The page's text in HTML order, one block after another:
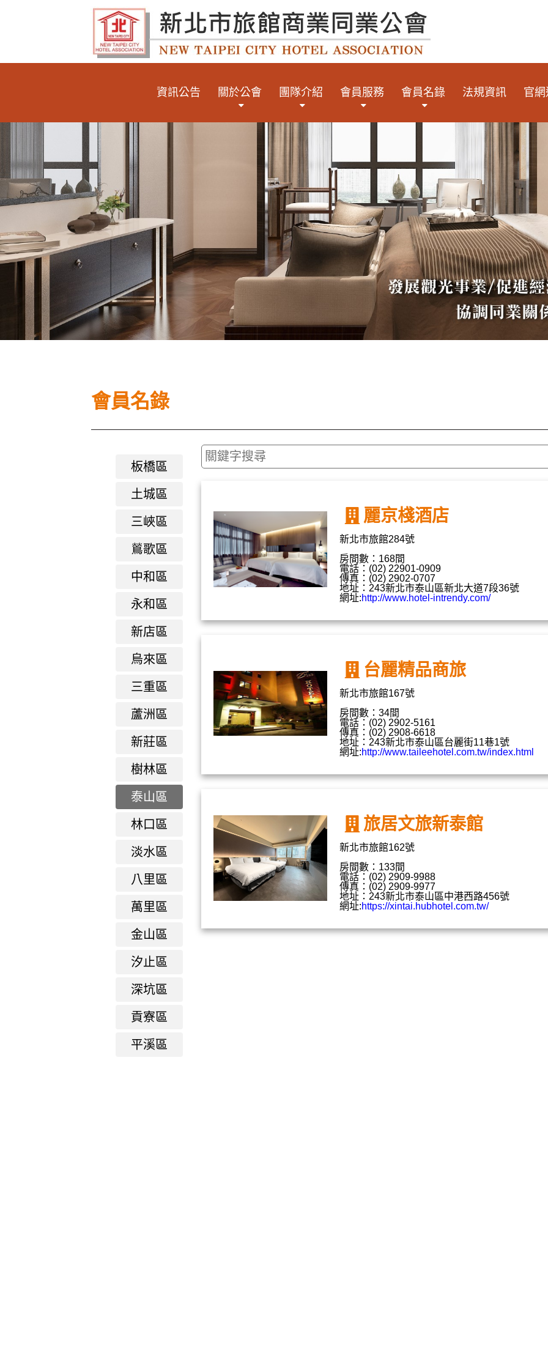
資訊公告 關於公會 團隊介紹 會員服務 會員名錄 法規資訊 官
會員名錄
板橋區
土城區
三峽區
鶑歌區
中和區
永和區
新店區
烏來區
三重區
蘆洲區
新莊區
樹林區
泰山區
林口區
淡水區
八里區
萬里區
金山區
汐止區
深坑區
貢寮區
平溪區
麗京棧酒店
新北市旅館284號
房間數：168間
電話：(02) 22901-0909
傳真：(02) 2902-0707
地址：243新北市泰山區新北大道7段36號
網址:http://www.hotel-intrendy.com/
台麗精品商旅
新北市旅館167號
房間數：34間
電話：(02) 2902-5161
傳真：(02) 2908-6618
地址：243新北市泰山區台麗街11巷1號
網址:http://www.taileehotel.com.tw/index.html
旅居文旅新泰館
新北市旅館162號
房間數：133間
電話：(02) 2909-9988
傳真：(02) 2909-9977
地址：243新北市泰山區中港西路456號
網址:https://xintai.hubhotel.com.tw/